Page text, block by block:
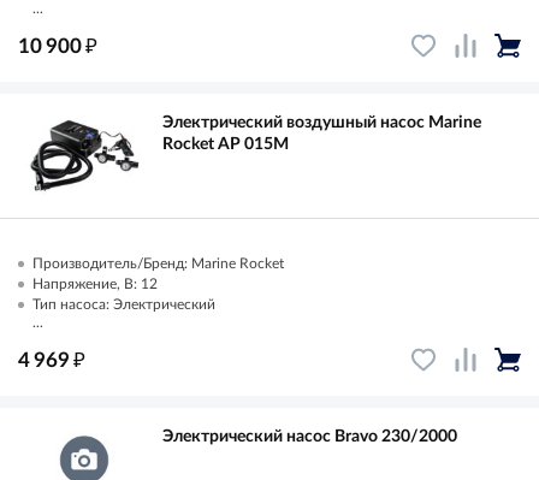
...
10 900₽
Электрический воздушный насос Marine
Rocket AP 015M
Производитель/Бренд: Marine Rocket
Напряжение, В: 12
Тип насоса: Электрический
...
4 969₽
Электрический насос Bravo 230/2000